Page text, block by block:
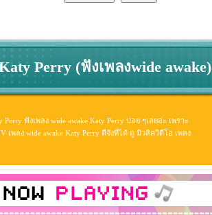
Perry (ฟังเพลงwide awake)
ฟังเพลง wide awake Katy Perry บ่อย ๆเลยอ่ะ เพราะ
เพลง wide awake Katy Perry ดีจังที่ได้ ดู มิวสิควิดีโอ เพลง